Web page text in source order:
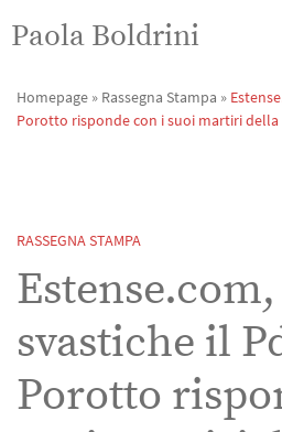
Paola Boldrini
Homepage » Rassegna Stampa »
Porotto risponde con i suoi martiri della
RASSEGNA STAMPA
svastiche il
Porotto